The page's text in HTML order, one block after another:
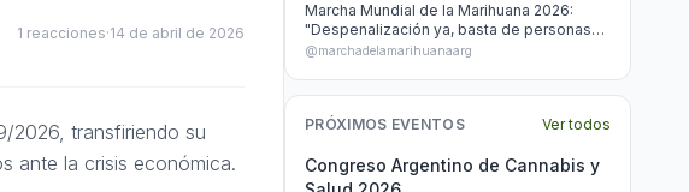
1 reacciones·14 de abril de 2026
2026, transfiriendo su
ante la crisis económica.
Marcha Mundial de la Marihuana 2026:
"Despenalización ya, basta de personas
presas por marihuana"
@marchadelamarihuanaarg
PRÓXIMOS EVENTOS Ver todos
Congreso Argentino de Cannabis y